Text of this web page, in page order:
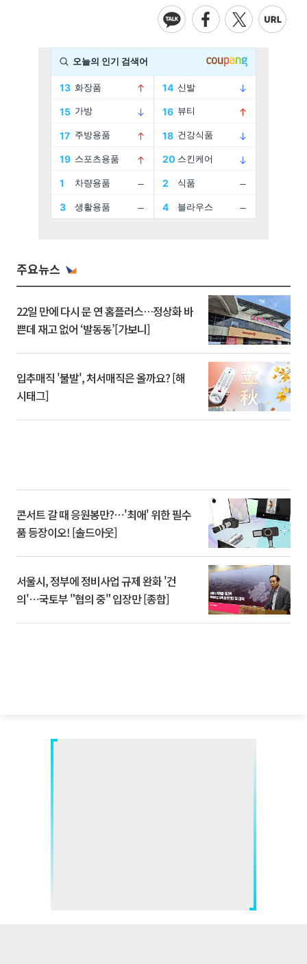
주요뉴스
22일 만에 다시 문 연 홈플러스…정상화 바
쁜데 재고 없어 ‘발동동’[가보니]
입추매직 '불발', 처서매직은 올까요? [해
시태그]
콘서트 갈 때 응원봉만?⋯'최애' 위한 필수
품 등장이오! [솔드아웃]
서울시, 정부에 정비사업 규제 완화 '건
의'⋯국토부 "협의 중" 입장만 [종합]